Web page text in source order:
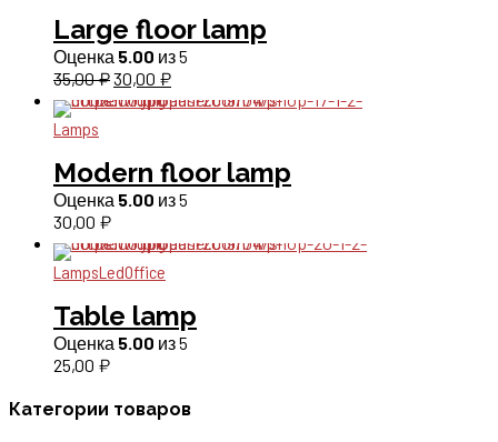
Large floor lamp
Оценка 5.00 из 5
35,00₽Первоначальная
цена
30,00 ₽Текущая
цена:
Lamps
Modern floor lamp
Оценка 5.00 из 5
30,00 ₽
LampsLedOffice
Table lamp
Оценка 5.00 из 5
25,00 ₽
Категории товаров